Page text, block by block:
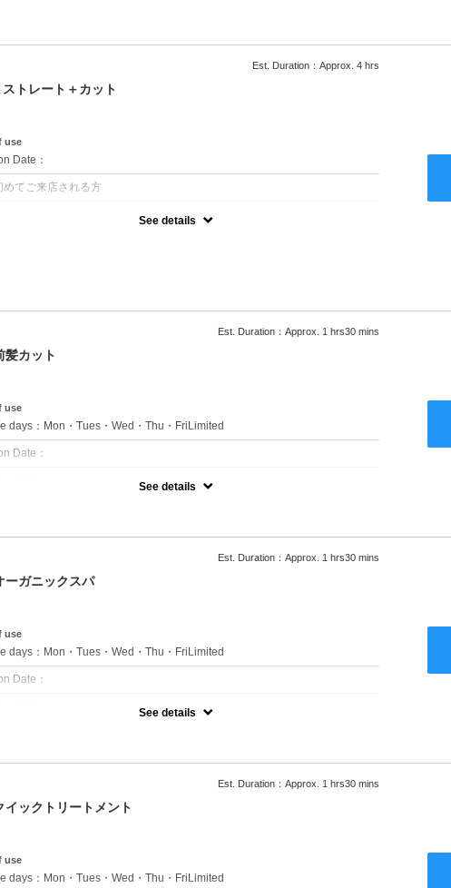
Est. Duration：Approx. 4 hrs
トレート＋カット
use
Date：
めてご来店される方
See details
Est. Duration：Approx. 1 hrs30 mins
カット
use
days：Mon・Tues・Wed・Thu・FriLimited
Date：
の平日のみのクーポンです★
させて頂きます●選べるシャンプー付き●次回以降は早期割引で10～20%off
See details
Est. Duration：Approx. 1 hrs30 mins
ガニックスパ
use
days：Mon・Tues・Wed・Thu・FriLimited
Date：
の平日のみのクーポンです★
させて頂きます●選べるシャンプー付き●次回以降は早期割引で10～20%off
See details
Est. Duration：Approx. 1 hrs30 mins
ックトリートメント
use
days：Mon・Tues・Wed・Thu・FriLimited